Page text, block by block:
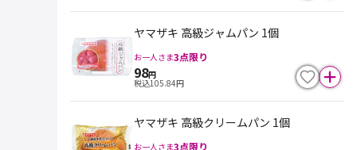
ヤマザキ 高級ジャムパン 1個
お一人さま3点限り
98円
税込105.84円
ヤマザキ 高級クリームパン 1個
お一人さま3点限り